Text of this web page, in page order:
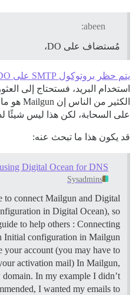
abeen:
مُستضاف على DO،
يتم حظر بروتوكول SMTP على DO افتراضيًا.
استخدام البريد، فستحتاج إلى
على السحابة، لكن هذا ليس شيئًا
قد يكون هذا ما تبحث عنه:
Sysadmins
to connect Mailgun and Digital
in Digital Ocean), so
to help others : Connecting
Initial configuration in Mailgun
your account (you may have to
activation mail) In Mailgun,
In my example I didn’t
I wanted my emails to